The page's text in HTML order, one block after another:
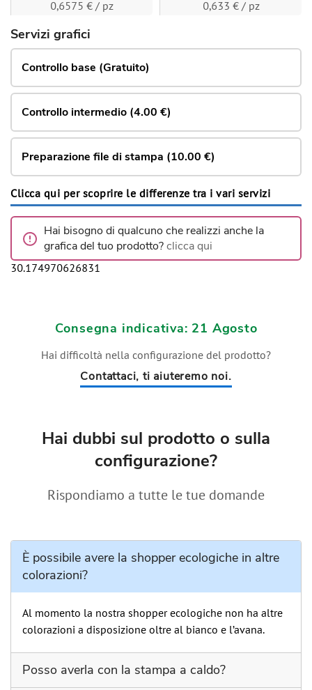
0,6575 € / pz
0,633 € / pz
Servizi grafici
Controllo base (Gratuito)
Controllo intermedio (4.00 €)
Preparazione file di stampa (10.00 €)
Clicca qui per scoprire le differenze tra i vari servizi
Hai bisogno di qualcuno che realizzi anche la
grafica del tuo prodotto?clicca qui
30.174970626831
Consegna indicativa: 21 Agosto
Hai difficoltà nella configurazione del prodotto?
Contattaci, ti aiuteremo noi.
Hai dubbi sul prodotto o sulla
configurazione?
Rispondiamo a tutte le tue domande
È possibile avere la shopper ecologiche in altre
colorazioni?
Al momento la nostra shopper ecologiche non ha altre
colorazioni a disposizione oltre al bianco e l’avana.
Posso averla con la stampa a caldo?